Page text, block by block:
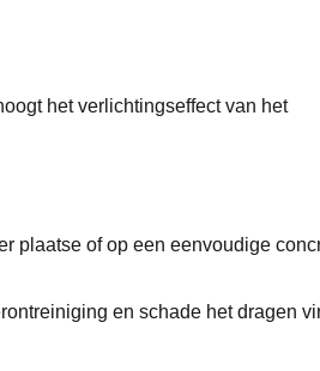
het verlichtingseffect van het
plaatse of op een eenvoudige
en schade het dragen